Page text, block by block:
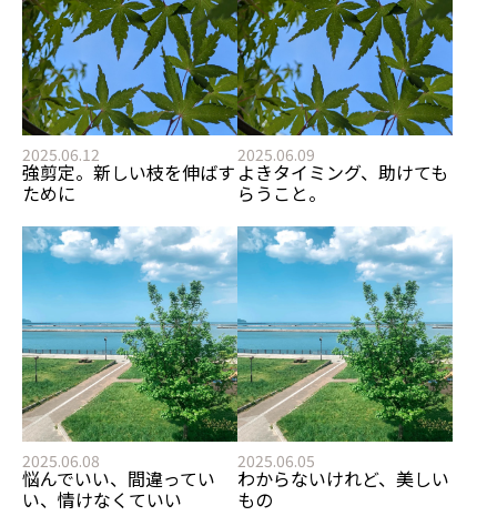
2025.06.12
強剪定。新しい枝を伸ばす
ために
2025.06.09
よきタイミング、助けても
らうこと。
2025.06.08
悩んでいい、間違ってい
い、情けなくていい
2025.06.05
わからないけれど、美しい
もの